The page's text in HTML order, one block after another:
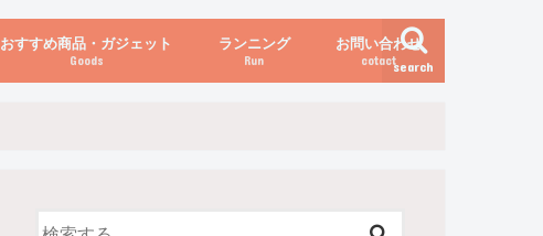
search
おすすめ商品・ガジェット
Goods
ランニング
Run
お問い合わせ
cotact